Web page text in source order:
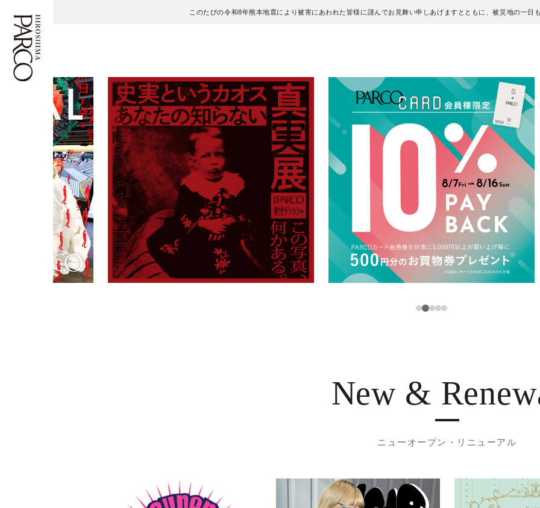
このたびの令和8年熊本地震により被害にあわれた皆様に謹んでお見舞い申しあげますとともに、被災地の一日
フロアガイド
施設案内・アクセス
イベント・ポップアップ
ニュース
レストラン・カフェ
TAX FREE
PARCOメンバーズ
ENGLISH
繁体字
簡体字
한국어
ภาษาไทย
日本語
12345
New &
ニューオープン・リニューアル